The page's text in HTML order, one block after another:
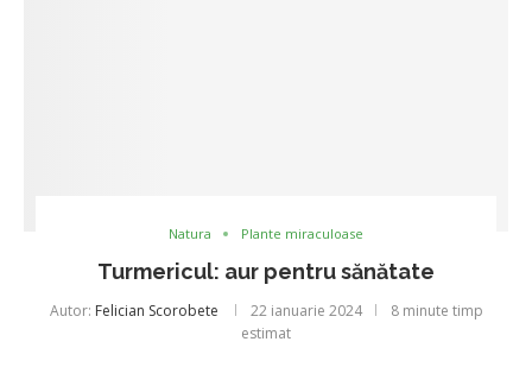
Natura Plante miraculoase
Turmericul: aur pentru sănătate
Autor: Felician Scorobete 22 ianuarie 2024
8 minute timp
estimat